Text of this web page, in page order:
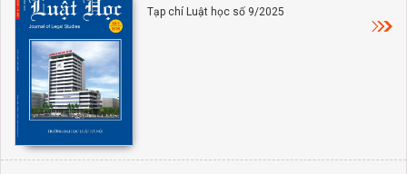
Tạp chí Luật học số 9/2025